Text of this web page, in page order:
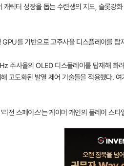
릭터 성장을 돕는 수련생의 지도, 슬롯
를 기반으로 고주사율 디스플레이를
주사율의 OLED 디스플레이를 탑재해 화
고도화된 발열 제어 기술들을 적용했다.
전 스페이스'는 게이머 개인의 플레이 스